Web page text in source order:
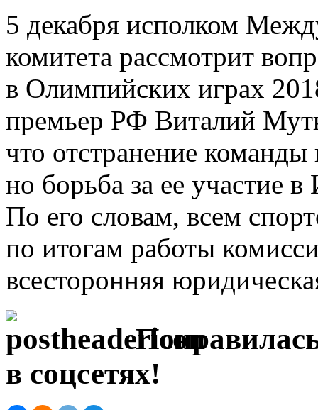
5 декабря исполком
комитета рассмотрит
в Олимпийских играх
премьер РФ Виталий
что отстранение
но борьба за ее участие
По его словам, всем
по итогам работы
всесторонняя
в соцсетях!